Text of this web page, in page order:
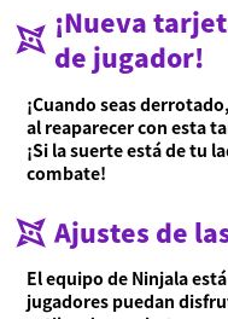
¡Nueva
de jugador!
¡Cuando seas
al reaparecer con esta
¡Si la suerte está de tu
combate!
Ajustes de
El equipo de Ninjala
jugadores puedan